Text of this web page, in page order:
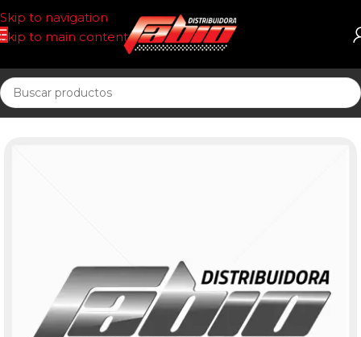
Skip to navigation
Skip to main content
Inicio FILTRO AIRE CIRCULAR